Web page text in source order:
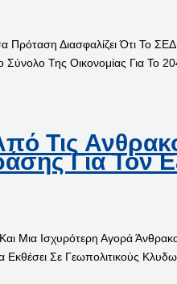
Διασφαλίζει Ότι Το
Σύνολο Της Οικονομίας Για
Τις
Για Τον
Ισχυρότερη Αγορά Άνθρακα
Σε Γεωπολιτικούς